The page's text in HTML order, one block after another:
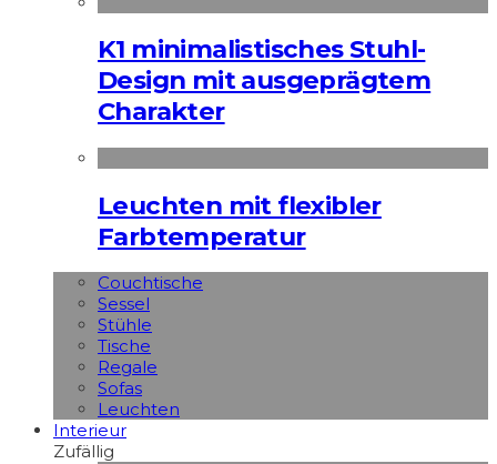
K1 minimalistisches Stuhl-
Design mit ausgeprägtem
Charakter
Leuchten mit flexibler
Farbtemperatur
Couchtische
Sessel
Stühle
Tische
Regale
Sofas
Leuchten
Interieur
Zufällig